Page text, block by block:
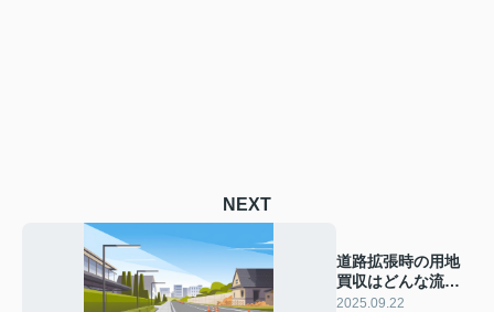
NEXT
道路拡張時の用地
買収はどんな流
れ？手続きや注意
2025.09.22